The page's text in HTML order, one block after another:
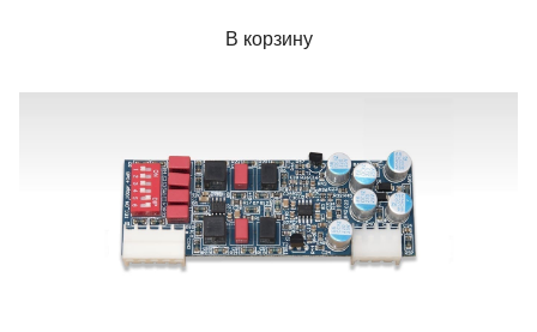
В корзину